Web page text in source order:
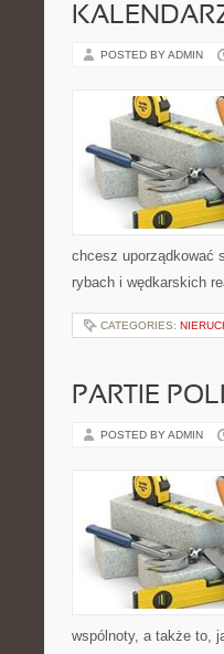
POSTED BY ADMIN
chcesz uporządkować
rybach i wędkarskich
CATEGORIES:
PARTIE
POSTED BY ADMIN
wspólnoty, a także to,